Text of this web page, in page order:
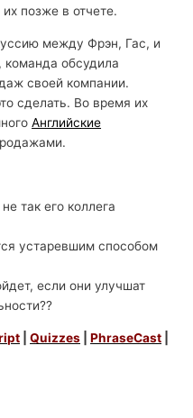
позже в отчете.
между Фрэн, Гас, и
обсудила
своей компании.
сделать. Во время их
Английские
так его коллега
устаревшим способом
если они улучшат
|Quizzes |PhraseCast